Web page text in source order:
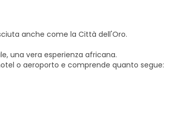
anche come la Città dell'Oro.
una vera esperienza africana.
o aeroporto e comprende quanto segue: